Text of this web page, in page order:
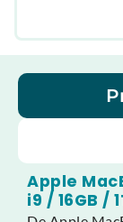
Apple
i9 / 16GB /